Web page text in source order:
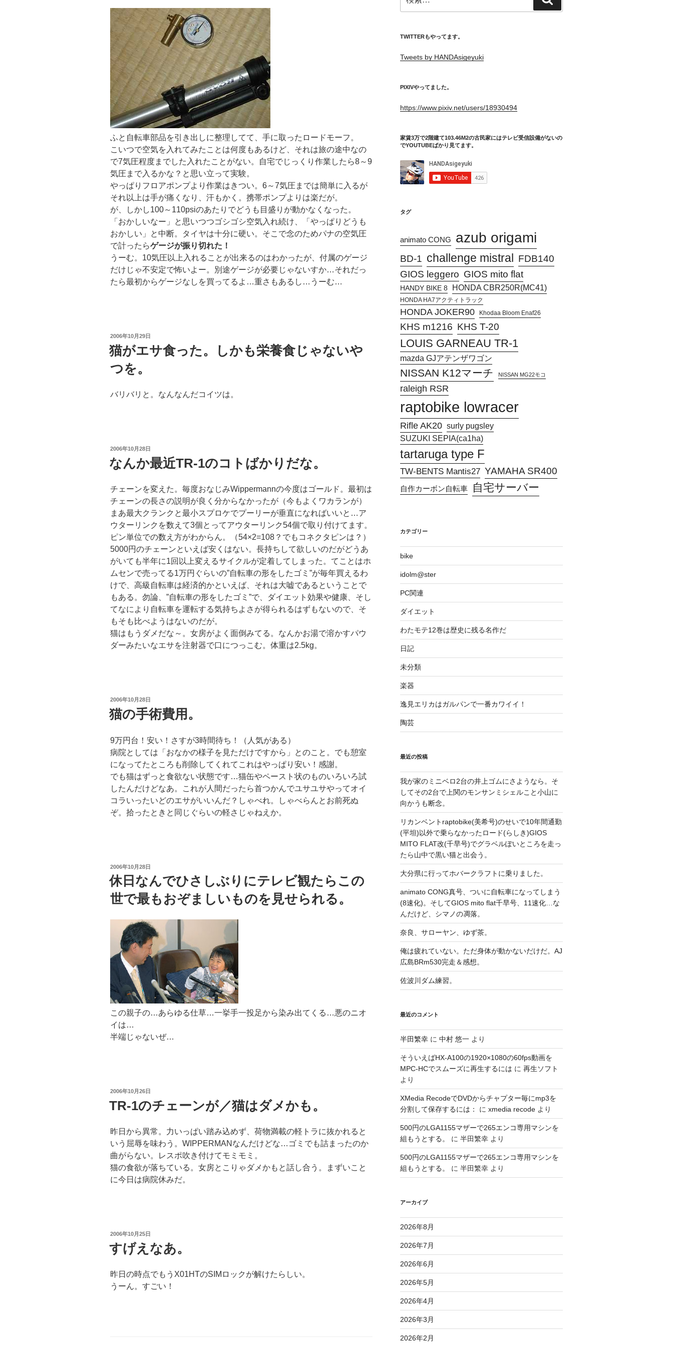
ふと自転車部品を引き出しに整理してて、手に取ったロードモーフ。
こいつで空気を入れてみたことは何度もあるけど、それは旅の途中なの
で7気圧程度までした入れたことがない。自宅でじっくり作業したら8～9
気圧まで入るかな？と思い立って実験。
やっぱりフロアポンプより作業はきつい。6～7気圧までは簡単に入るが
それ以上は手が痛くなり、汗もかく。携帯ポンプよりは楽だが。
が、しかし100～110psiのあたりでどうも目盛りが動かなくなった。
「おかしいなー」と思いつつゴシゴシ空気入れ続け、「やっぱりどうも
おかしい」と中断。タイヤは十分に硬い。そこで念のためパナの空気圧
で計ったらゲージが振り切れた！
うーむ。10気圧以上入れることが出来るのはわかったが、付属のゲージ
だけじゃ不安定で怖いよー。別途ゲージが必要じゃないすか…それだっ
たら最初からゲージなしを買ってるよ…重さもあるし…うーむ…
投
稿
日:
2006年10月29日
猫がエサ食った。しかも栄養食じゃないや
つを。
バリバリと。なんなんだコイツは。
投
稿
日:
2006年10月28日
なんか最近TR-1のコトばかりだな。
チェーンを変えた。毎度おなじみWippermannの今度はゴールド。最初は
チェーンの長さの説明が良く分からなかったが（今もよくワカランが）
まあ最大クランクと最小スプロケでプーリーが垂直になればいいと…ア
ウターリンクを数えて3個とってアウターリンク54個で取り付けてます。
ピン単位での数え方がわからん。（54×2=108？でもコネクタピンは？）
5000円のチェーンといえば安くはない。長持ちして欲しいのだがどうあ
がいても半年に1回以上変えるサイクルが定着してしまった。てことはホ
ムセンで売ってる1万円ぐらいの”自転車の形をしたゴミ”が毎年買えるわ
けで、高級自転車は経済的かといえば、それは大嘘であるということで
もある。勿論、”自転車の形をしたゴミ”で、ダイエット効果や健康、そし
てなにより自転車を運転する気持ちよさが得られるはずもないので、そ
もそも比べようはないのだが。
猫はもうダメだな～。女房がよく面倒みてる。なんかお湯で溶かすパウ
ダーみたいなエサを注射器で口につっこむ。体重は2.5kg。
投
稿
日:
2006年10月28日
猫の手術費用。
9万円台！安い！さすが3時間待ち！（人気がある）
病院としては「おなかの様子を見ただけですから」とのこと。でも憩室
になってたところも削除してくれてこれはやっぱり安い！感謝。
でも猫はずっと食欲ない状態です…猫缶やペースト状のものいろいろ試
したんだけどなあ。これが人間だったら首つかんでユサユサやってオイ
コラいったいどのエサがいいんだ？しゃべれ。しゃべらんとお前死ぬ
ぞ。拾ったときと同じぐらいの軽さじゃねえか。
投
稿
日:
2006年10月28日
休日なんでひさしぶりにテレビ観たらこの
世で最もおぞましいものを見せられる。
この親子の…あらゆる仕草…一挙手一投足から染み出てくる…悪のニオ
イは…
半端じゃないぜ…
投
2006年10月26日
TR-1のチェーンが／猫はダメかも。
昨日から異常。力いっぱい踏み込めず、荷物満載の軽トラに抜かれると
いう屈辱を味わう。WIPPERMANなんだけどな…ゴミでも詰まったのか
曲がらない。レスポ吹き付けてモミモミ。
猫の食欲が落ちている。女房とこりゃダメかもと話し合う。まずいこと
に今日は病院休みだ。
投
日:
2006年10月25日
すげえなあ。
昨日の時点でもうX01HTのSIMロックが解けたらしい。
うーん。すごい！
索:
索
TWITTERもやってます。
Tweets by HANDAsigeyuki
PIXIVやってました。
https://www.pixiv.net/users/18930494
家賃3万で2階建て103.46M2の古民家にはテレビ受信設備がないの
でYOUTUBEばかり見てます。
タグ
animato CONG azub origami
BD-1 challenge mistral FDB140
GIOS leggero GIOS mito flat
HANDY BIKE 8 HONDA CBR250R(MC41)
HONDA HA7アクティトラック
HONDA JOKER90 Khodaa Bloom Enaf26
KHS m1216 KHS T-20
LOUIS GARNEAU TR-1
mazda GJアテンザワゴン
NISSAN K12マーチ NISSAN MG22モコ
raleigh RSR
raptobike lowracer
Rifle AK20 surly pugsley
SUZUKI SEPIA(ca1ha)
tartaruga type F
TW-BENTS Mantis27 YAMAHA SR400
自作カーボン自転車 自宅サーバー
カテゴリー
bike
idolm@ster
PC関連
ダイエット
わたモテ12巻は歴史に残る名作だ
日記
未分類
楽器
逸見エリカはガルパンで一番カワイイ！
陶芸
最近の投稿
我が家のミニベロ2台の井上ゴムにさようなら。そ
してその2台で上関のモンサンミシェルこと小山に
向かうも断念。
リカンベントraptobike(美希号)のせいで10年間通勤
(平坦)以外で乗らなかったロード(らしき)GIOS
MITO FLAT改(千早号)でグラベルぽいところを走っ
たら山中で黒い猫と出会う。
大分県に行ってホバークラフトに乗りました。
animato CONG真号、ついに自転車になってしまう
(8速化)。そしてGIOS mito flat千早号、11速化…な
んだけど、シマノの凋落。
奈良、サローヤン、ゆず茶。
俺は疲れていない。ただ身体が動かないだけだ。AJ
広島BRm530完走＆感想。
佐波川ダム練習。
最近のコメント
半田繁幸に 中村 悠一より
そういえばHX-A100の1920×1080の60fps動画を
MPC-HCでスムーズに再生するには に 再生ソフト
より
XMedia RecodeでDVDからチャプター毎にmp3を
分割して保存するには：
に xmedia recodeより
500円のLGA1155マザーで265エンコ専用マシンを
組もうとする。
に 半田繁幸より
500円のLGA1155マザーで265エンコ専用マシンを
組もうとする。
に 半田繁幸より
アーカイブ
2026年8月
2026年7月
2026年6月
2026年5月
2026年4月
2026年3月
2026年2月